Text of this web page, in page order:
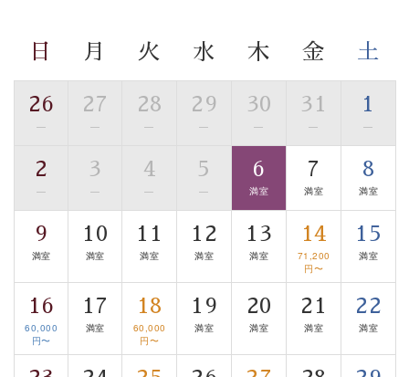
■諏訪大社4社を巡る無料参拝バス
豊富な知識を持ったドライバー兼ガイドが諏訪大社をご
は【3日前まで】にお電話ください。
※交通規制などにより運行できない日がございます
※年末年始及び御柱祭前後は運行しておりません
以上がプラン内容です。
上諏訪温泉“しんゆ”なら諏訪大社など歴史ある諏訪の街
で心癒されます。
清らかな源泉、自然の恵みあるお食事、諏訪湖に包まれ
るお部屋、 大人のたしなみを感じていただける、美しく
癒される宿で贅沢に幸せのときを安心してお過ごしくだ
日 月 火 水 木 金 土
26
—
27
—
28
—
29
—
30
—
31
—
1
—
2
—
3
—
4
—
5
—
6
満室
7
満室
8
満室
9
満室
10
満室
11
満室
12
満室
13
満室
14
71,200
円〜
15
満室
16
60,000
円〜
17
満室
18
60,000
円〜
19
満室
20
満室
21
満室
22
満室